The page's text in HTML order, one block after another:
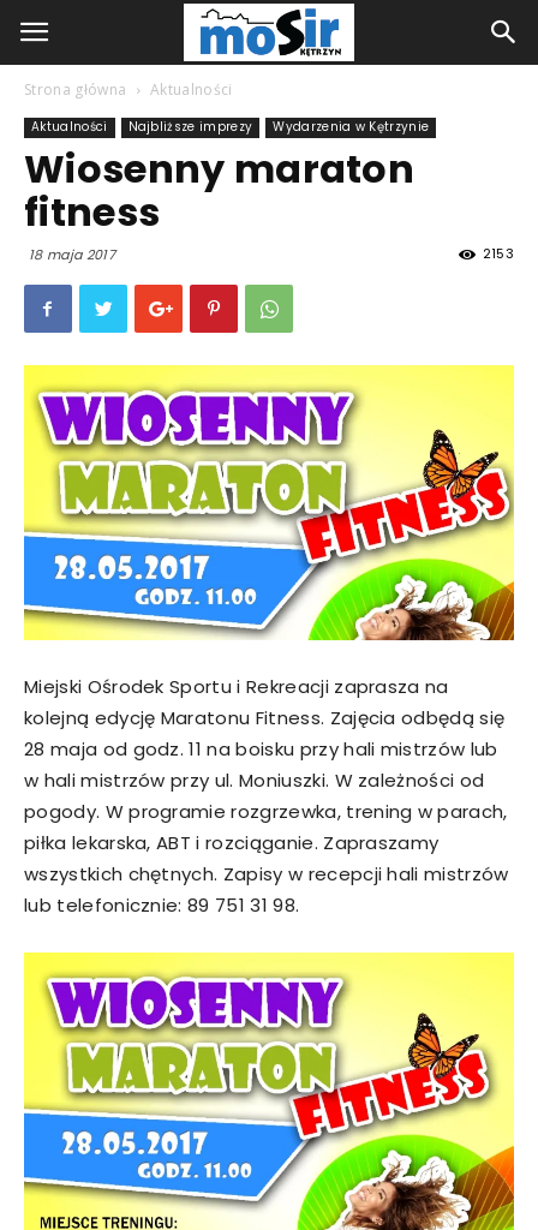
Strona główna Aktualności
Aktualności Najbliższe imprezy Wydarzenia w Kętrzynie
Wiosenny maraton
fitness
18 maja 2017 2153
Miejski Ośrodek Sportu i Rekreacji zaprasza na
kolejną edycję Maratonu Fitness. Zajęcia odbędą się
28 maja od godz. 11 na boisku przy hali mistrzów lub
w hali mistrzów przy ul. Moniuszki. W zależności od
pogody. W programie rozgrzewka, trening w parach,
piłka lekarska, ABT i rozciąganie. Zapraszamy
wszystkich chętnych. Zapisy w recepcji hali mistrzów
lub telefonicznie: 89 751 31 98.